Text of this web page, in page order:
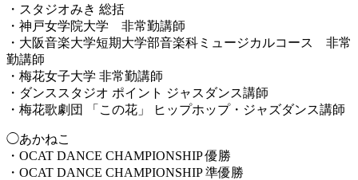
・スタジオみき 総括
・神戸女学院大学 非常勤講師
・大阪音楽大学短期大学部音楽科ミュージカルコース 非常
勤講師
・梅花女子大学 非常勤講師
・ダンススタジオ ポイント ジャスダンス講師
・梅花歌劇団 「この花」 ヒップホップ・ジャズダンス講師
◯あかねこ
・OCAT DANCE CHAMPIONSHIP 優勝
・OCAT DANCE CHAMPIONSHIP 準優勝